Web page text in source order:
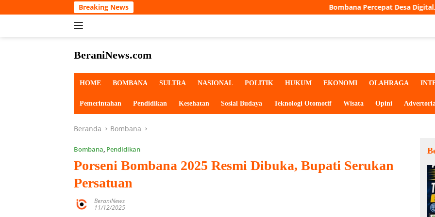
ke
Breaking News Bombana Percepat Desa Digital, Seluruh Desa Bakal
BeraniNews.com
HOME BOMBANA SULTRA NASIONAL POLITIK HUKUM EKONOMI OLAHRAGA
Pemerintahan Pendidikan Kesehatan Sosial Budaya Teknologi Otomotif Wisata Opini
Beranda Bombana
Bombana, Pendidikan
Porseni Bombana 2025 Resmi Dibuka, Bupati Serukan
Persatuan
BeraniNews
11/12/2025